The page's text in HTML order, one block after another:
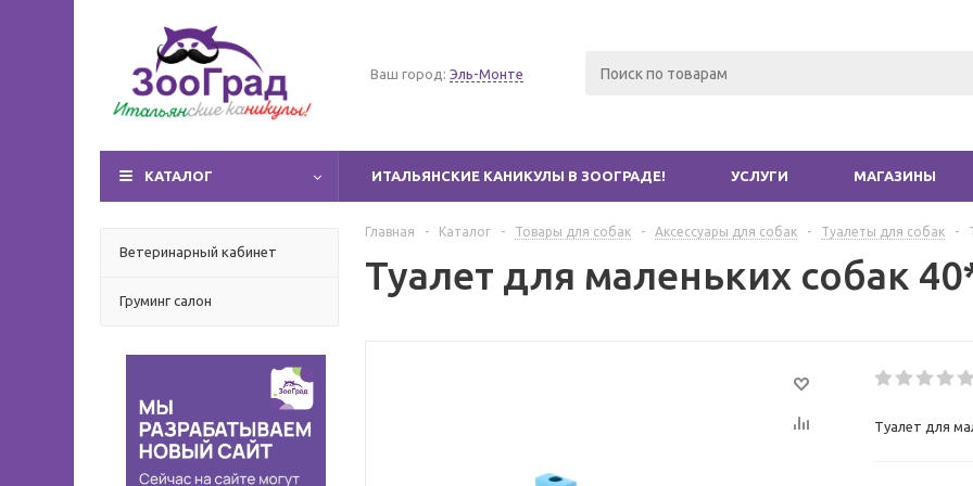
Ваш город: Эль-Монте
КАТАЛОГ ИТАЛЬЯНСКИЕ КАНИКУЛЫ В ЗООГРАДЕ! УСЛУГИ МАГАЗИНЫ
Ветеринарный кабинет
Груминг салон
Главная - Каталог - Товары для собак - Аксессуары для собак - Туалеты для собак -
Туалет для маленьких собак
Туалет для